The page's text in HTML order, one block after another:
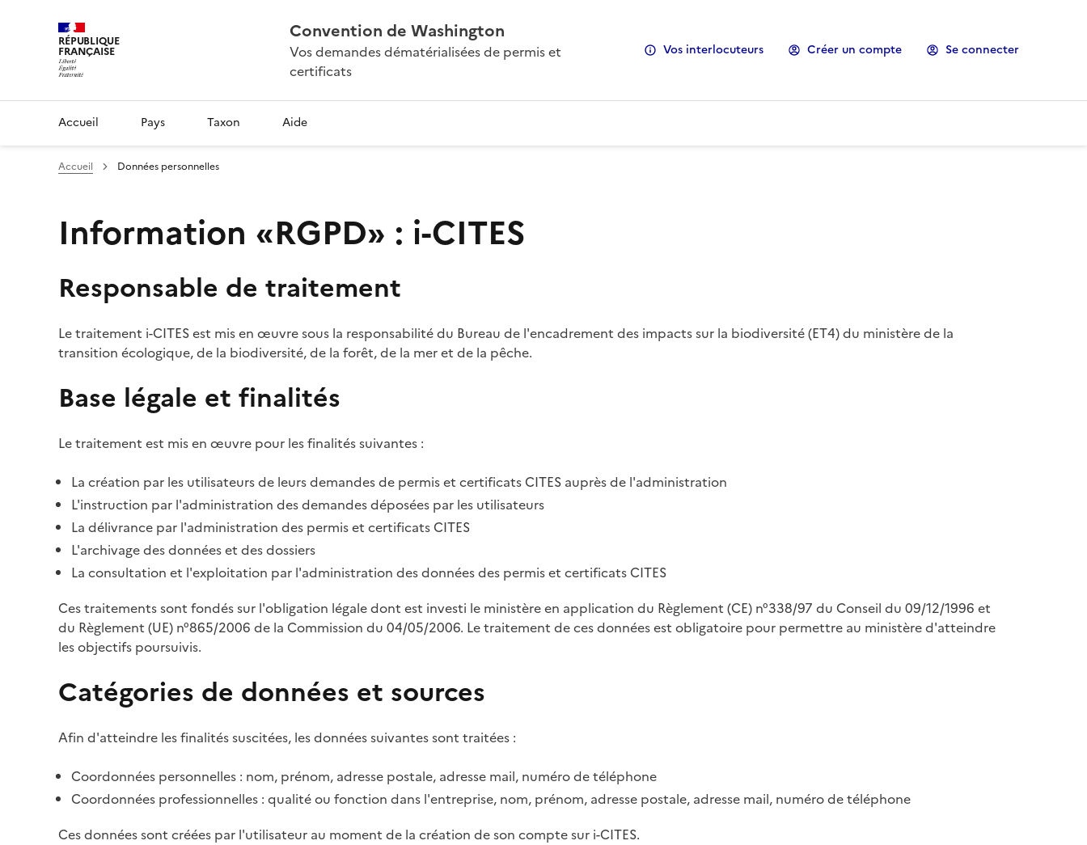
RÉPUBLIQUE
FRANÇAISE
Convention de Washington
Vos demandes dématérialisées de permis et
certificats
Vos interlocuteurs Créer un compte Se connecter
Accueil Pays Taxon Aide
Accueil Données personnelles
Information «RGPD» : i-CITES
Responsable de traitement
Le traitement i-CITES est mis en œuvre sous la responsabilité du Bureau de l'encadrement des impacts sur la biodiversité (ET4) du ministère de la
transition écologique, de la biodiversité, de la forêt, de la mer et de la pêche.
Base légale et finalités
Le traitement est mis en œuvre pour les finalités suivantes :
La création par les utilisateurs de leurs demandes de permis et certificats CITES auprès de l'administration
L'instruction par l'administration des demandes déposées par les utilisateurs
La délivrance par l'administration des permis et certificats CITES
L'archivage des données et des dossiers
La consultation et l'exploitation par l'administration des données des permis et certificats CITES
Ces traitements sont fondés sur l'obligation légale dont est investi le ministère en application du Règlement (CE) n°338/97 du Conseil du 09/12/1996 et
du Règlement (UE) n°865/2006 de la Commission du 04/05/2006. Le traitement de ces données est obligatoire pour permettre au ministère d'atteindre
les objectifs poursuivis.
Catégories de données et sources
Afin d'atteindre les finalités suscitées, les données suivantes sont traitées :
Coordonnées personnelles : nom, prénom, adresse postale, adresse mail, numéro de téléphone
Coordonnées professionnelles : qualité ou fonction dans l'entreprise, nom, prénom, adresse postale, adresse mail, numéro de téléphone
Ces données sont créées par l'utilisateur au moment de la création de son compte sur i-CITES.